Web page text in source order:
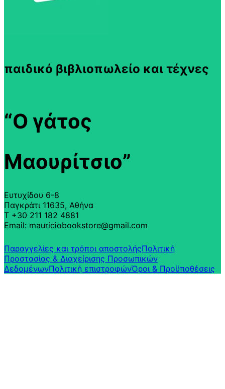
παιδικό βιβλιοπωλείο και τέχνες
“Ο γάτος
Μαουρίτσιο”
Ευτυχίδου 6-8
Παγκράτι 11635, Αθήνα
T +30 211 182 4881
Email: mauriciobookstore@gmail.com
Παραγγελίες και τρόποι αποστολήςΠολιτική
Προστασίας & Διαχείρισης Προσωπικών
ΔεδομένωνΠολιτική επιστροφών​Όροι & Προϋποθέσεις​